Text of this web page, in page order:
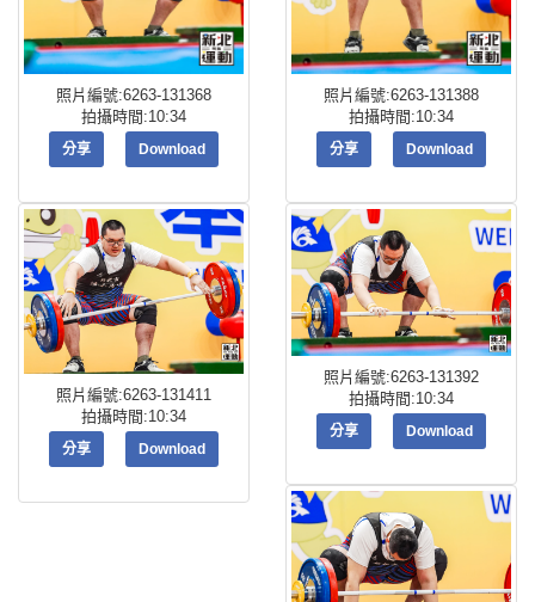
照片編號:6263-131368
拍攝時間:10:34
分享 Download
照片編號:6263-131388
拍攝時間:10:34
分享 Download
照片編號:6263-131411
拍攝時間:10:34
分享 Download
照片編號:6263-131392
拍攝時間:10:34
分享 Download